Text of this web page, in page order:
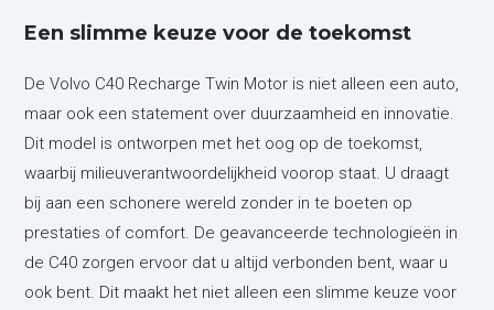
Een slimme keuze voor de toekomst
De Volvo C40 Recharge Twin Motor is niet alleen een auto,
maar ook een statement over duurzaamheid en innovatie.
Dit model is ontworpen met het oog op de toekomst,
waarbij milieuverantwoordelijkheid voorop staat. U draagt
bij aan een schonere wereld zonder in te boeten op
prestaties of comfort. De geavanceerde technologieën in
de C40 zorgen ervoor dat u altijd verbonden bent, waar u
ook bent. Dit maakt het niet alleen een slimme keuze voor